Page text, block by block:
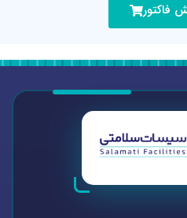
فاکتور